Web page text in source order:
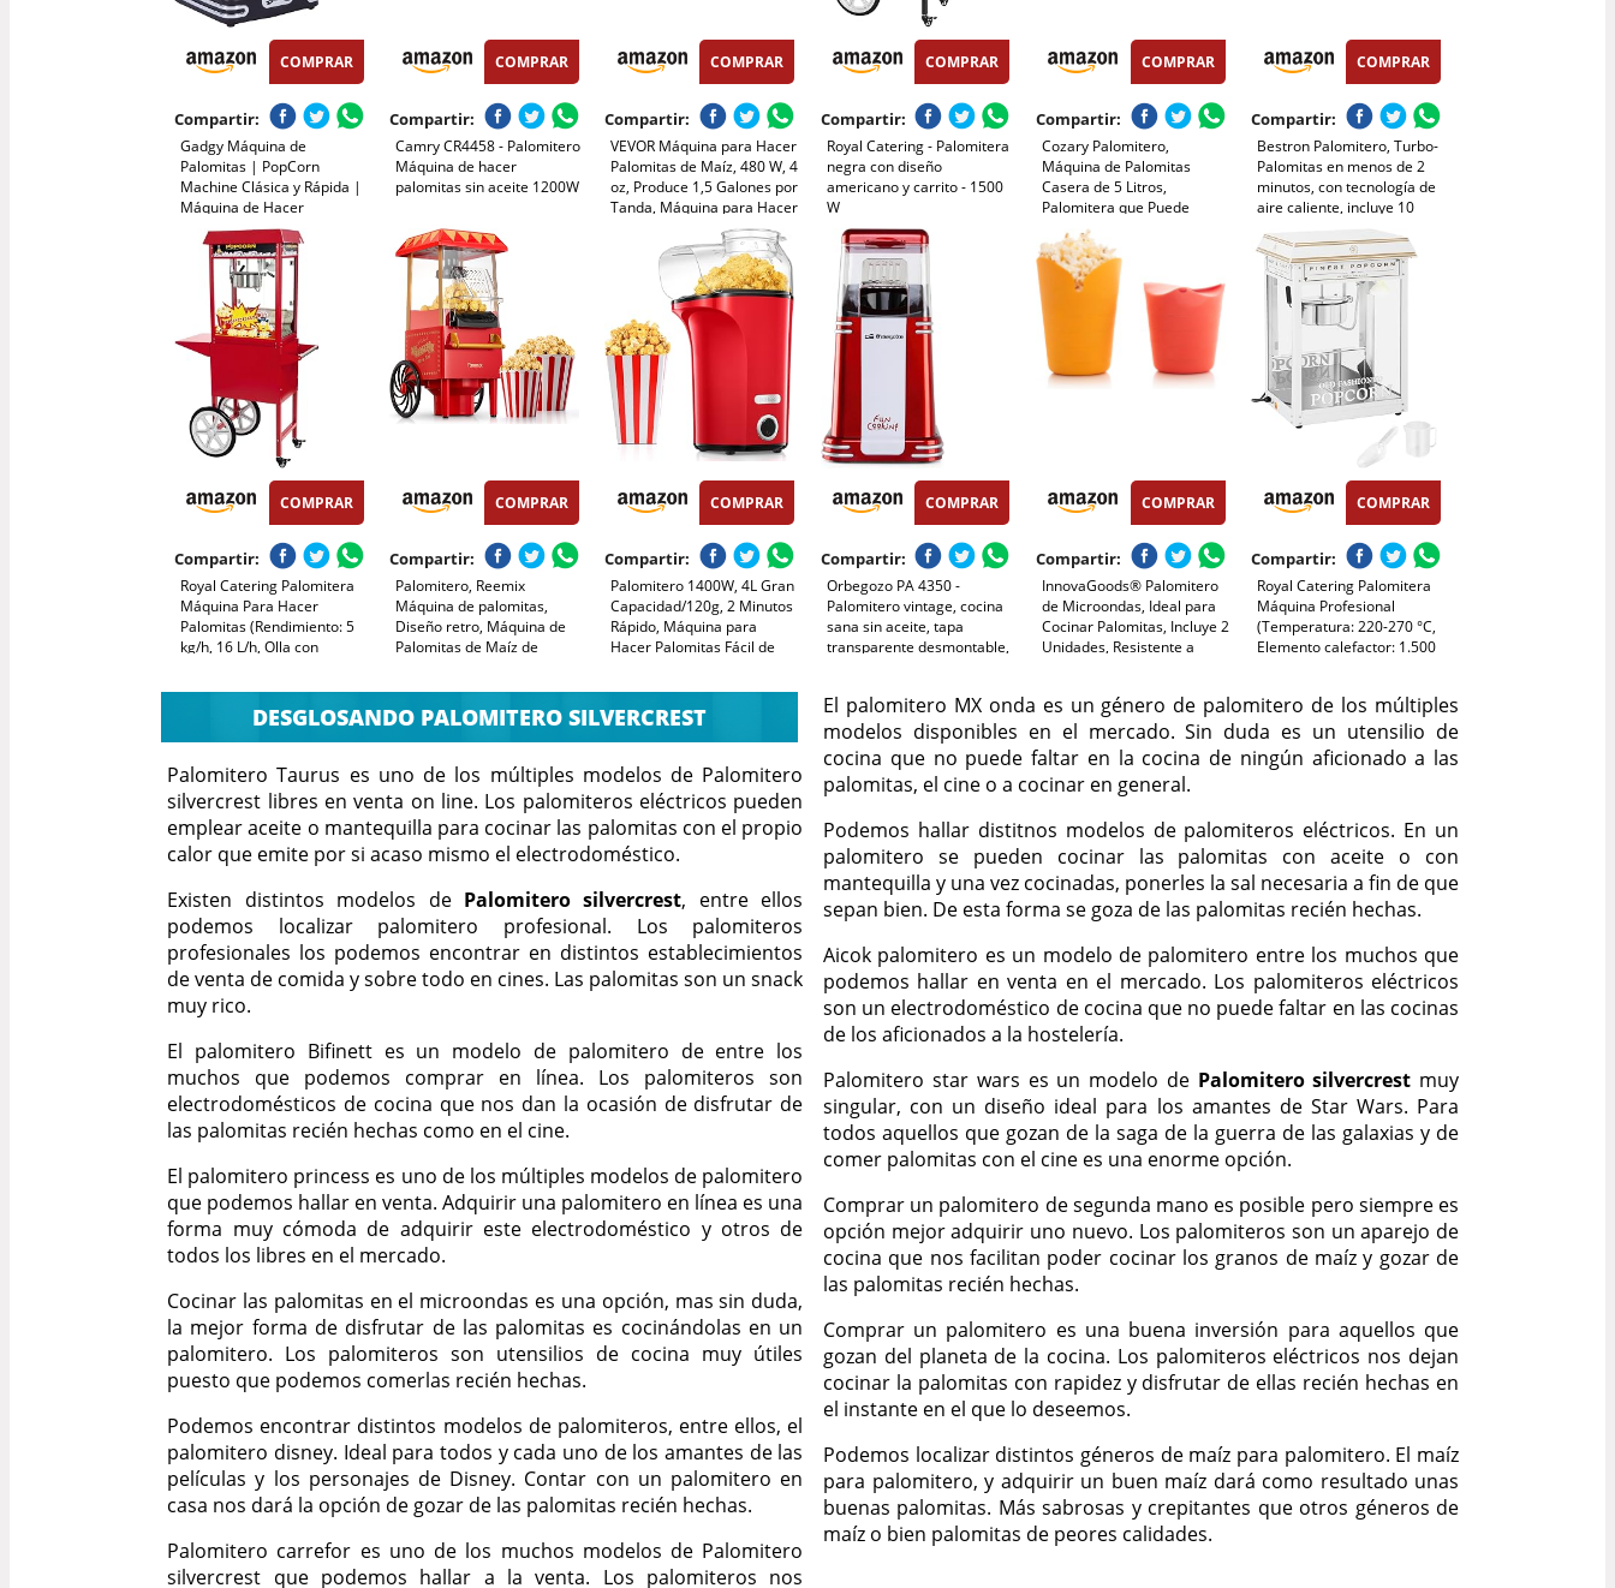
COMPRAR
Compartir:
Gadgy Máquina de
Palomitas | PopCorn
Machine Clásica y Rápida |
Máquina de Hacer
Palomitas de Aire Caliente,
Sin Aceite ni Grasa | Incluye
Vaso Medidor y Tapa
Superior Abatible |
Acabado Negro Retro
COMPRAR
Compartir:
Camry CR4458 - Palomitero
Máquina de hacer
palomitas sin aceite 1200W
COMPRAR
Compartir:
VEVOR Máquina para Hacer
Palomitas de Maíz, 480 W, 4
oz, Produce 1,5 Galones por
Tanda, Máquina para Hacer
Palomitas de Maíz de
Sobremesa, Incluye 3 Palas,
Estilo cine, Rojo, 275 x 240 x
485 mm
COMPRAR
Compartir:
Royal Catering - Palomitera
negra con diseño
americano y carrito - 1500
W
COMPRAR
Compartir:
Cozary Palomitero,
Máquina de Palomitas
Casera de 5 Litros,
Palomitera que Puede
Agregar Azúcar y Aceite,
Agitación Automática, Olla
Antiadherente, Silenciosa y
Rápida, Adecuado Para Cine
en Casa
COMPRAR
Compartir:
Bestron Palomitero, Turbo-
Palomitas en menos de 2
minutos, con tecnología de
aire caliente, incluye 10
bolsas de palomitas y taza
medidora integrada,
colección Sweet Dreams,
Color: Amarillo
COMPRAR
Compartir:
Royal Catering Palomitera
Máquina Para Hacer
Palomitas (Rendimiento: 5
kg/h, 16 L/h, Olla con
antiadherente, 1500 W, Con
COMPRAR
Compartir:
Palomitero, Reemix
Máquina de palomitas,
Diseño retro, Máquina de
Palomitas de Maíz de
Mantequilla, Fácil de Usar y
Limpiar, Segura y Duradera,
Ideal para Fiestas
COMPRAR
Compartir:
Palomitero 1400W, 4L Gran
Capacidad/120g, 2 Minutos
Rápido, Máquina para
Hacer Palomitas Fácil de
Grasa, para el Hogar, Fiesta
de Cine, Navidad,
Aniversario para Niños
COMPRAR
Compartir:
Orbegozo PA 4350 -
Palomitero vintage, cocina
sana sin aceite, tapa
transparente desmontable,
W
COMPRAR
Compartir:
InnovaGoods® Palomitero
de Microondas, Ideal para
Cocinar Palomitas, Incluye 2
Unidades, Resistente a
Cinematográfica en Casa
COMPRAR
Compartir:
Royal Catering Palomitera
Máquina Profesional
(Temperatura: 220-270 °C,
Elemento calefactor: 1.500
DESGLOSANDO PALOMITERO SILVERCREST
Palomitero Taurus es uno de los múltiples modelos de Palomitero
silvercrest libres en venta on line. Los palomiteros eléctricos pueden
emplear aceite o mantequilla para cocinar las palomitas con el propio
calor que emite por si acaso mismo el electrodoméstico.
Existen distintos modelos de Palomitero silvercrest, entre ellos
podemos localizar palomitero profesional. Los palomiteros
profesionales los podemos encontrar en distintos establecimientos
de venta de comida y sobre todo en cines. Las palomitas son un snack
muy rico.
El palomitero Bifinett es un modelo de palomitero de entre los
muchos que podemos comprar en línea. Los palomiteros son
electrodomésticos de cocina que nos dan la ocasión de disfrutar de
las palomitas recién hechas como en el cine.
El palomitero princess es uno de los múltiples modelos de palomitero
que podemos hallar en venta. Adquirir una palomitero en línea es una
forma muy cómoda de adquirir este electrodoméstico y otros de
todos los libres en el mercado.
Cocinar las palomitas en el microondas es una opción, mas sin duda,
la mejor forma de disfrutar de las palomitas es cocinándolas en un
palomitero. Los palomiteros son utensilios de cocina muy útiles
puesto que podemos comerlas recién hechas.
Podemos encontrar distintos modelos de palomiteros, entre ellos, el
palomitero disney. Ideal para todos y cada uno de los amantes de las
películas y los personajes de Disney. Contar con un palomitero en
casa nos dará la opción de gozar de las palomitas recién hechas.
Palomitero carrefor es uno de los muchos modelos de Palomitero
silvercrest que podemos hallar a la venta. Los palomiteros nos
El palomitero MX onda es un género de palomitero de los múltiples
modelos disponibles en el mercado. Sin duda es un utensilio de
cocina que no puede faltar en la cocina de ningún aficionado a las
palomitas, el cine o a cocinar en general.
Podemos hallar distitnos modelos de palomiteros eléctricos. En un
palomitero se pueden cocinar las palomitas con aceite o con
mantequilla y una vez cocinadas, ponerles la sal necesaria a fin de que
sepan bien. De esta forma se goza de las palomitas recién hechas.
Aicok palomitero es un modelo de palomitero entre los muchos que
podemos hallar en venta en el mercado. Los palomiteros eléctricos
son un electrodoméstico de cocina que no puede faltar en las cocinas
de los aficionados a la hostelería.
Palomitero star wars es un modelo de Palomitero silvercrest muy
singular, con un diseño ideal para los amantes de Star Wars. Para
todos aquellos que gozan de la saga de la guerra de las galaxias y de
comer palomitas con el cine es una enorme opción.
Comprar un palomitero de segunda mano es posible pero siempre es
opción mejor adquirir uno nuevo. Los palomiteros son un aparejo de
cocina que nos facilitan poder cocinar los granos de maíz y gozar de
las palomitas recién hechas.
Comprar un palomitero es una buena inversión para aquellos que
gozan del planeta de la cocina. Los palomiteros eléctricos nos dejan
cocinar la palomitas con rapidez y disfrutar de ellas recién hechas en
el instante en el que lo deseemos.
Podemos localizar distintos géneros de maíz para palomitero. El maíz
para palomitero, y adquirir un buen maíz dará como resultado unas
buenas palomitas. Más sabrosas y crepitantes que otros géneros de
maíz o bien palomitas de peores calidades.